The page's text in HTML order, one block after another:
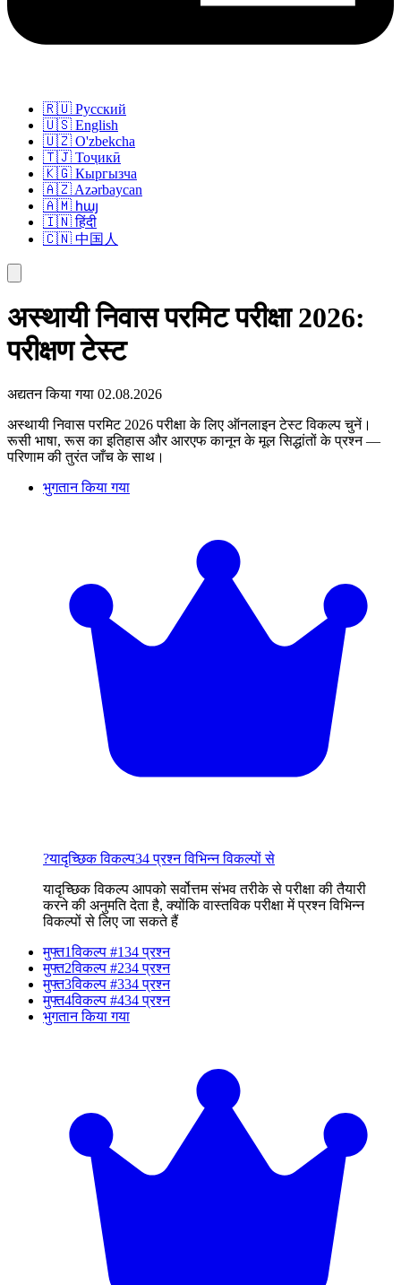
🇷🇺 Русский
🇺🇸 English
🇺🇿 O'zbekcha
🇹🇯 Тоҷикӣ
🇰🇬 Кыргызча
🇦🇿 Azərbaycan
🇦🇲 հայ
🇮🇳 हिंदी
🇨🇳 中国人
अस्थायी निवास परमिट परीक्षा 2026:
परीक्षण टेस्ट
अद्यतन किया गया 02.08.2026
अस्थायी निवास परमिट 2026 परीक्षा के लिए ऑनलाइन टेस्ट विकल्प चुनें।
रूसी भाषा, रूस का इतिहास और आरएफ कानून के मूल सिद्धांतों के प्रश्न —
परिणाम की तुरंत जाँच के साथ।
भुगतान किया गया
?यादृच्छिक विकल्प34 प्रश्न विभिन्न विकल्पों से
यादृच्छिक विकल्प आपको सर्वोत्तम संभव तरीके से परीक्षा की तैयारी
करने की अनुमति देता है, क्योंकि वास्तविक परीक्षा में प्रश्न विभिन्न
विकल्पों से लिए जा सकते हैं
मुफ्त1विकल्प #134 प्रश्न
मुफ्त2विकल्प #234 प्रश्न
मुफ्त3विकल्प #334 प्रश्न
मुफ्त4विकल्प #434 प्रश्न
भुगतान किया गया